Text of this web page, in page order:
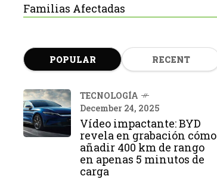
Familias Afectadas
POPULAR RECENT
TECNOLOGÍA
December 24, 2025
Vídeo impactante: BYD
revela en grabación cómo
añadir 400 km de rango
en apenas 5 minutos de
carga